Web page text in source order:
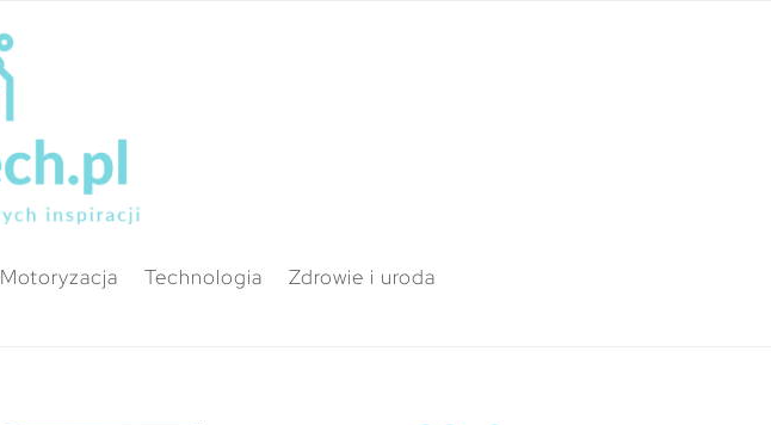
Motoryzacja Technologia Zdrowie i uroda